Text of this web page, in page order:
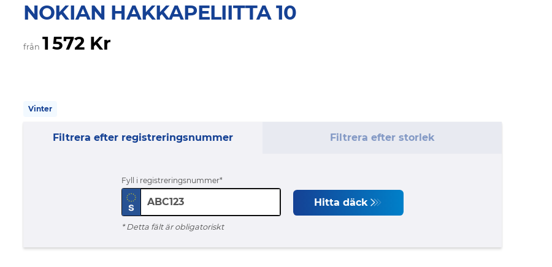
NOKIAN HAKKAPELIITTA 10
från 1 572 Kr
Vinter
Filtrera efter registreringsnummer Filtrera efter storlek
Fyll i registreringsnummer
* Detta fält är obligatoriskt
Hitta däck